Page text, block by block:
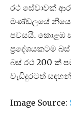
රථ සේවාවක්
මණ්ඩලයේ
පවසයි. කොළඹ
ප්‍රදේශයකටම
බස් රථ 200 ක්
වැඩිදුරටත්
Image Source: